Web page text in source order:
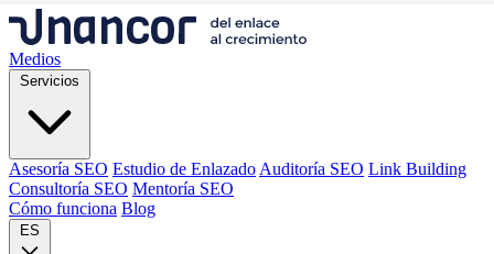
Medios
Servicios
Asesoría SEO Estudio de Enlazado Auditoría SEO Link Building
Consultoría SEO Mentoría SEO
Cómo funciona Blog
ES